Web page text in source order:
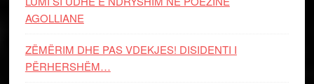
AGOLLIANE
ZËMËRIM DHE PAS VDEKJES! DISIDENTI I
PËRHERSHËM…